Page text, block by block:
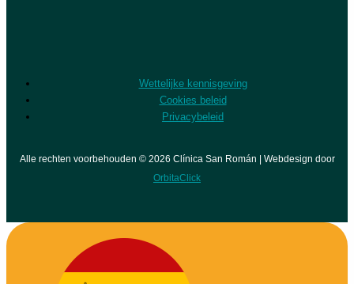
Wettelijke kennisgeving
Cookies beleid
Privacybeleid
Alle rechten voorbehouden © 2026 Clínica San Román | Webdesign door
OrbitaClick